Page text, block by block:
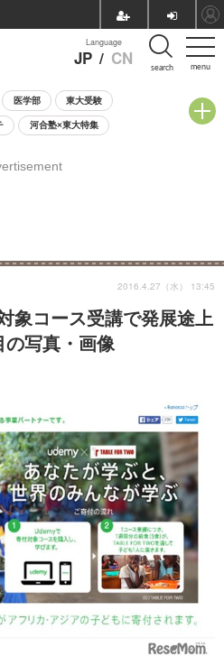
menu
Language
JP / CN search
医学部 東大受験
河合塾×東大特集
校説明会・相談会
象コース受講で発展途上
の写真・画像
2016.4.27（水） 13:45